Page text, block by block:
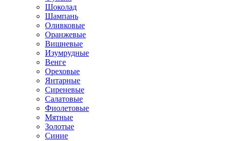
Шоколад
Шампань
Оливковые
Оранжевые
Вишневые
Изумрудные
Венге
Ореховые
Янтарные
Сиреневые
Салатовые
Фиолетовые
Мятные
Золотые
Синие